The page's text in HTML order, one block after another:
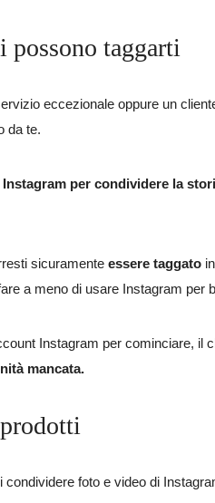
taggarti
eccezionale oppure un
da te.
per condividere la
sicuramente essere taggato
a meno di usare Instagram per
Instagram per cominciare, il
mancata.
condividere foto e video di